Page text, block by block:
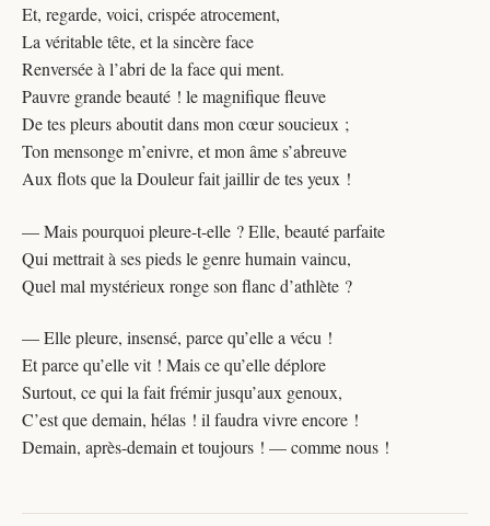
Et, regarde, voici, crispée atrocement,
La véritable tête, et la sincère face
Renversée à l’abri de la face qui ment.
Pauvre grande beauté ! le magnifique fleuve
De tes pleurs aboutit dans mon cœur soucieux ;
Ton mensonge m’enivre, et mon âme s’abreuve
Aux flots que la Douleur fait jaillir de tes yeux !
— Mais pourquoi pleure-t-elle ? Elle, beauté parfaite
Qui mettrait à ses pieds le genre humain vaincu,
Quel mal mystérieux ronge son flanc d’athlète ?
— Elle pleure, insensé, parce qu’elle a vécu !
Et parce qu’elle vit ! Mais ce qu’elle déplore
Surtout, ce qui la fait frémir jusqu’aux genoux,
C’est que demain, hélas ! il faudra vivre encore !
Demain, après-demain et toujours ! — comme nous !